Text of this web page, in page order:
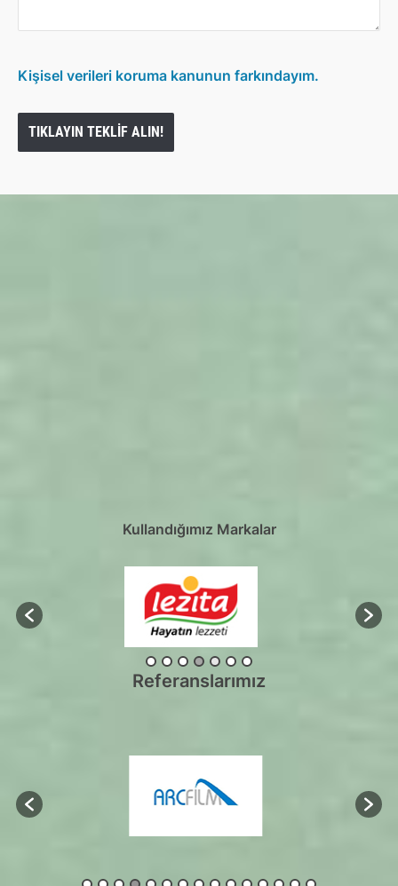
Kişisel verileri koruma kanunun farkındayım.
Kullandığımız Markalar
Referanslarımız